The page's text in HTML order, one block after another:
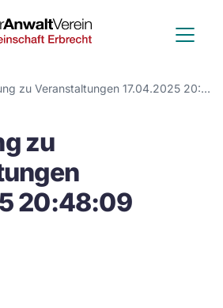
Deutscher
Anwalt
Verein
Anmeldung zu Veranstaltungen 17.04.2025 20:48:09
zu
20:48:09